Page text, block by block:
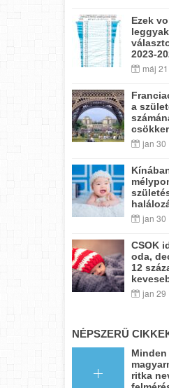
Ezek
2023-
máj 21
a
jan 30
jan 30
CSOK
oda,
12
jan 29
NÉPSZERŰ
ritka